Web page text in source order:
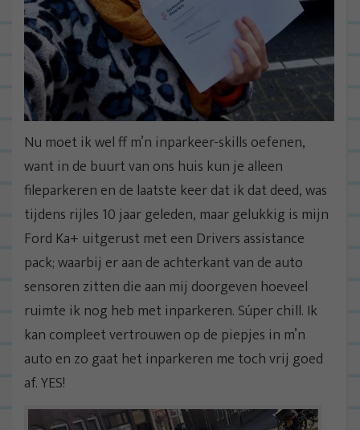
Nu moet ik wel ff m’n inparkeer-skills oefenen,
want in de buurt van ons huis kun je alleen
fileparkeren en de laatste keer dat ik dat deed, was
tijdens rijles 10 jaar geleden, maar gelukkig is mijn
Ford Ka+ uitgerust met een Drivers assistance
pack; waarbij er aan de achterkant van de auto
sensoren zitten die aan mij doorgeven hoeveel
ruimte ik nog heb met inparkeren. Súper chill. Ik
kan compleet vertrouwen op de piepjes in m’n
auto en zo gaat het inparkeren me toch vrij goed
af. YES!